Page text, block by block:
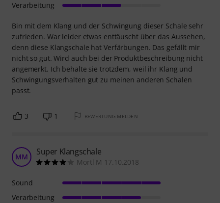
Bin mit dem Klang und der Schwingung dieser Schale sehr
zufrieden. War leider etwas enttäuscht über das Aussehen,
denn diese Klangschale hat Verfärbungen. Das gefällt mir
nicht so gut. Wird auch bei der Produktbeschreibung nicht
angemerkt. Ich behalte sie trotzdem, weil ihr Klang und
Schwingungsverhalten gut zu meinen anderen Schalen
passt.
Verarbeitung
3 1 BEWERTUNG MELDEN
MM Super Klangschale
Mortl M 17.10.2018
Sound
Verarbeitung